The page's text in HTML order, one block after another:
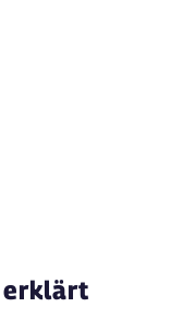
erklärt